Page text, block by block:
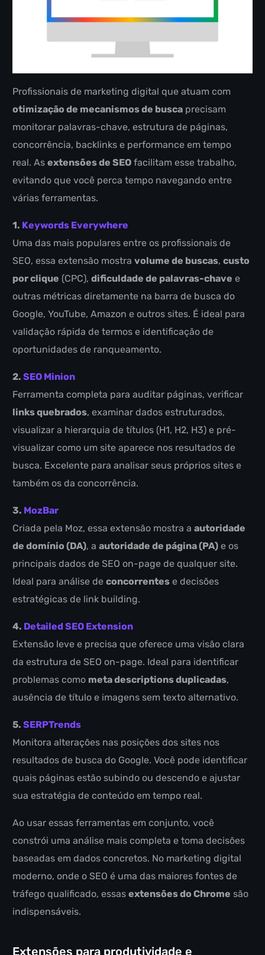
Profissionais de marketing digital que atuam com
otimização de mecanismos de busca precisam
monitorar palavras-chave, estrutura de páginas,
concorrência, backlinks e performance em tempo
real. Asextensões de SEO facilitam esse trabalho,
evitando que você perca tempo navegando entre
várias ferramentas.
1. Keywords Everywhere
Uma das mais populares entre os profissionais de
SEO, essa extensão mostravolume de buscas,custo
por clique (CPC),dificuldade de palavras-chave e
outras métricas diretamente na barra de busca do
Google, YouTube, Amazon e outros sites. É ideal para
validação rápida de termos e identificação de
oportunidades de ranqueamento.
2.SEO Minion
Ferramenta completa para auditar páginas, verificar
links quebrados, examinar dados estruturados,
visualizar a hierarquia de títulos (H1, H2, H3) e pré-
visualizar como um site aparece nos resultados de
busca. Excelente para analisar seus próprios sites e
também os da concorrência.
3. MozBar
Criada pela Moz, essa extensão mostra aautoridade
de domínio (DA), aautoridade de página (PA) e os
principais dados de SEO on-page de qualquer site.
Ideal para análise deconcorrentes e decisões
estratégicas de link building.
4. Detailed SEO Extension
Extensão leve e precisa que oferece uma visão clara
da estrutura de SEO on-page. Ideal para identificar
problemas como meta descriptions duplicadas,
ausência de título e imagens sem texto alternativo.
5.SERPTrends
Monitora alterações nas posições dos sites nos
resultados de busca do Google. Você pode identificar
quais páginas estão subindo ou descendo e ajustar
sua estratégia de conteúdo em tempo real.
Ao usar essas ferramentas em conjunto, você
constrói uma análise mais completa e toma decisões
baseadas em dados concretos. No marketing digital
moderno, onde o SEO é uma das maiores fontes de
tráfego qualificado, essasextensões do Chrome são
indispensáveis.
Extensões para produtividade e